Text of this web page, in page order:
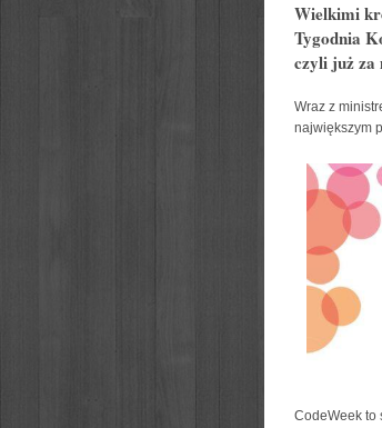
Wielkimi
Tygodnia
czyli już za
Wraz z
największym
CodeWeek to